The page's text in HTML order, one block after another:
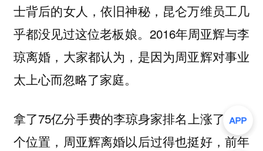
士背后的女人，依旧神秘，昆仑万维员工几
乎都没见过这位老板娘。2016年周亚辉与李
琼离婚，大家都认为，是因为周亚辉对事业
太上心而忽略了家庭。
拿了75亿分手费的李琼身家排名上涨了好几
个位置，周亚辉离婚以后过得也挺好，前年